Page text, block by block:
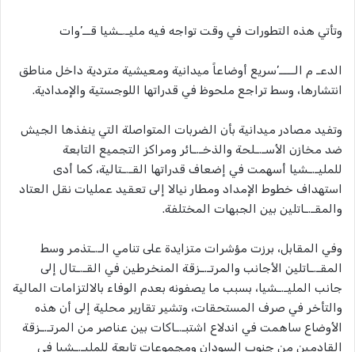
وتأتي هذه التطورات في وقت تواجه فيه مليـ.ـشيا قــ’وات
الدعـ م الــــ’سريع أوضاعاً ميدانية ومعيشية متردية داخل مناطق
انتشارها، وسط تراجع ملحوظ في قدراتها اللوجستية والإمدادية.
وتفيد مصادر ميدانية بأن الضربات المتواصلة التي ينفذها الجيش
ضد مخازن الأسـ.ـلحة والذخـ.ـائر ومراكز التجميع التابعة
للمليـ.ـشيا أسهمت في إضعاف قدراتها القـ.ـتالية، كما أدى
استهداف خطوط الإمداد ومطار نيالا إلى تعقيد عمليات نقل العتاد
والمقـ.ـاتلين بين الجبهات المختلفة.
وفي المقابل، برزت مؤشرات متزايدة على تنامي الـ.ـتذمر وسط
المقـ.ـاتلين الأجانب والمرتـ.ـزقة المنخرطين في القـ.ـتال إلى
جانب المليـ.ـشيا، بسبب ما يصفونه بعدم الوفاء بالالتزامات المالية
والتأخر في صرف المستحقات، وتشير تقارير محلية إلى أن هذه
الأوضاع ساهمت في اندلاع اشتبـ.ـاكات بين عناصر من المرتـ.ـزقة
القادمين من جنوب السودان ومجموعات تابعة للمليـ.ـشيا في